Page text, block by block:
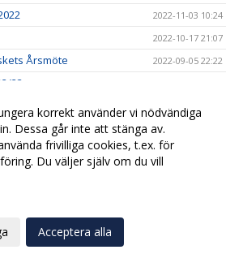
2022-11-03 10:24
2022-10-17 21:07
Årsmöte 2022-09-05 22:22
23
Basket! 2022-06-27 16:08
2022-06-21 16:11
2019-12-02 15:55
korrekt använder vi nödvändiga
Dessa går inte att stänga av.
frivilliga cookies, t.ex. för
Du väljer själv om du vill
Acceptera alla